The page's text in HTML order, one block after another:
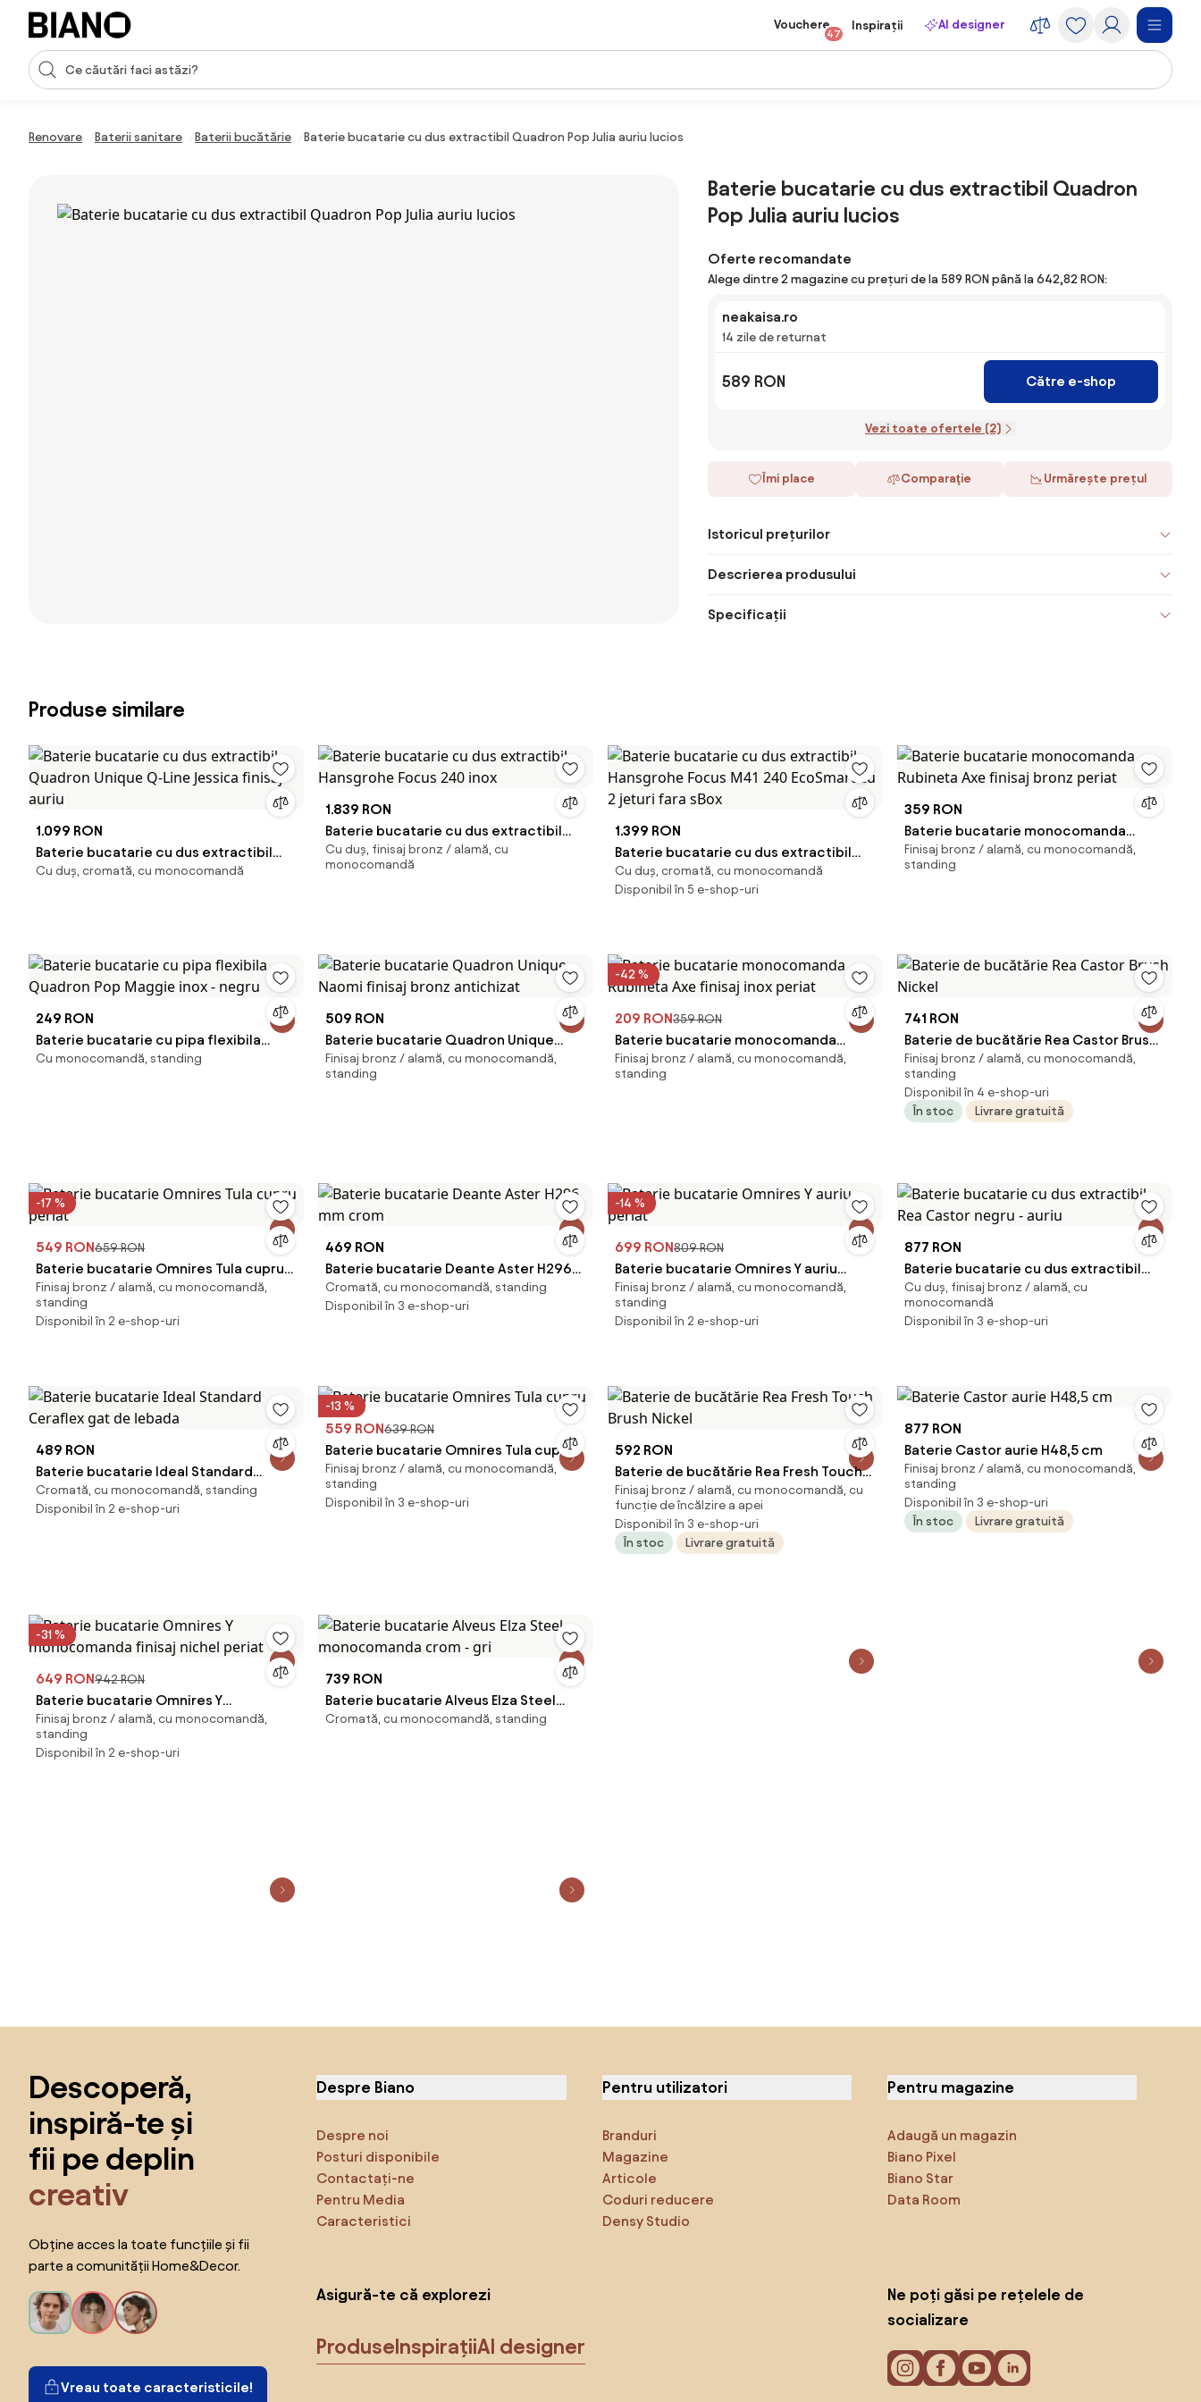
Sari peste navigare, accesează conținutul
Introducerea căutării
Vouchere
47
Inspirații AI designer
Renovare Baterii sanitare Baterii bucătărie Baterie bucatarie cu dus extractibil Quadron Pop Julia auriu lucios
Baterie bucatarie cu dus extractibil Quadron
Pop Julia auriu lucios
Oferte recomandate
Alege dintre 2 magazine cu prețuri de la 589 RON până la 642,82 RON:
neakaisa.ro
14 zile de returnat
589 RON Către e-shop
Vezi toate ofertele (2)
Îmi place Comparaţie Urmărește prețul
Istoricul prețurilor
Descrierea produsului
Specificații
Produse similare
1.099 RON
Baterie bucatarie cu dus extractibil
Quadron Unique Q-Line Jessica finisaj
Cu duș, cromată, cu monocomandă
1.839 RON
Baterie bucatarie cu dus extractibil
Hansgrohe Focus 240 inox
Cu duș, finisaj bronz / alamă, cu
monocomandă
1.399 RON
Baterie bucatarie cu dus extractibil
Hansgrohe Focus M41 240 EcoSmart cu
2 jeturi fara sBox
Cu duș, cromată, cu monocomandă
Disponibil în 5 e-shop-uri
359 RON
Baterie bucatarie monocomanda
Rubineta Axe finisaj bronz periat
Finisaj bronz / alamă, cu monocomandă,
standing
249 RON
Baterie bucatarie cu pipa flexibila
Quadron Pop Maggie inox - negru
Cu monocomandă, standing
509 RON
Baterie bucatarie Quadron Unique
Naomi finisaj bronz antichizat
Finisaj bronz / alamă, cu monocomandă,
standing
-42 %
209 RON359 RON
Baterie bucatarie monocomanda
Rubineta Axe finisaj inox periat
Finisaj bronz / alamă, cu monocomandă,
standing
741 RON
Baterie de bucătărie Rea Castor Brush
Nickel
Finisaj bronz / alamă, cu monocomandă,
standing
Disponibil în 4 e-shop-uri
În stoc
Livrare gratuită
-17 %
549 RON659 RON
Baterie bucatarie Omnires Tula cupru
periat
Finisaj bronz / alamă, cu monocomandă,
standing
Disponibil în 2 e-shop-uri
469 RON
Baterie bucatarie Deante Aster H296
mm crom
Cromată, cu monocomandă, standing
Disponibil în 3 e-shop-uri
-14 %
699 RON809 RON
Baterie bucatarie Omnires Y auriu
periat
Finisaj bronz / alamă, cu monocomandă,
standing
Disponibil în 2 e-shop-uri
877 RON
Baterie bucatarie cu dus extractibil
Rea Castor negru - auriu
Cu duș, finisaj bronz / alamă, cu
monocomandă
Disponibil în 3 e-shop-uri
489 RON
Baterie bucatarie Ideal Standard
Ceraflex gat de lebada
Cromată, cu monocomandă, standing
Disponibil în 2 e-shop-uri
-13 %
559 RON639 RON
Baterie bucatarie Omnires Tula cupru
Finisaj bronz / alamă, cu monocomandă,
standing
Disponibil în 3 e-shop-uri
592 RON
Baterie de bucătărie Rea Fresh Touch
Brush Nickel
Finisaj bronz / alamă, cu monocomandă, cu
funcție de încălzire a apei
Disponibil în 3 e-shop-uri
În stoc
Livrare gratuită
877 RON
Baterie Castor aurie H48,5 cm
Finisaj bronz / alamă, cu monocomandă,
standing
Disponibil în 3 e-shop-uri
În stoc
Livrare gratuită
-31 %
649 RON942 RON
Baterie bucatarie Omnires Y
monocomanda finisaj nichel periat
Finisaj bronz / alamă, cu monocomandă,
standing
Disponibil în 2 e-shop-uri
739 RON
Baterie bucatarie Alveus Elza Steel
monocomanda crom - gri
Cromată, cu monocomandă, standing
Descoperă,
inspiră-te și
fii pe deplin
creativ
Obține acces la toate funcțiile și fii
parte a comunității Home&Decor.
Vreau toate caracteristicile!
Despre Biano
Despre noi
Posturi disponibile
Contactați-ne
Pentru Media
Caracteristici
Pentru utilizatori
Branduri
Magazine
Articole
Coduri reducere
Densy Studio
Pentru magazine
Adaugă un magazin
Biano Pixel
Biano Star
Data Room
Asigură-te că explorezi
ProduseInspirațiiAI designer
Ne poți găsi pe rețelele de
socializare